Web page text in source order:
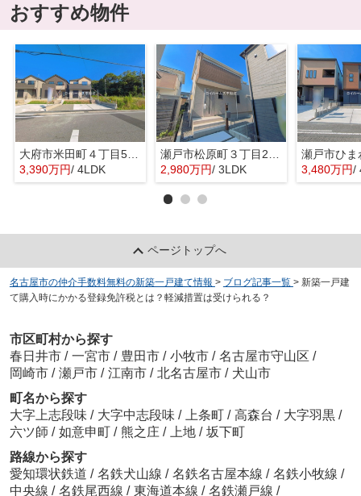
おすすめ物件
大府市米田町４丁目55『仲介料無料』新築戸建て
3,390万円/ 4LDK
2,980万円/ 3LDK 3,480万円/
ページトップへ
名古屋市の仲介手数料無料の新築一戸建て情報 > ブログ記事一覧 > 新築一戸建
て購入時にかかる登録免許税とは？軽減措置は受けられる？
市区町村から探す
春日井市 / 一宮市 / 豊田市 / 小牧市 / 名古屋市守山区 /
岡崎市 / 瀬戸市 / 江南市 / 北名古屋市 / 犬山市
町名から探す
大字上志段味 / 大字中志段味 / 上条町 / 高森台 / 大字羽黒 /
六ツ師 / 如意申町 / 熊之庄 / 上地 / 坂下町
路線から探す
愛知環状鉄道 / 名鉄犬山線 / 名鉄名古屋本線 / 名鉄小牧線 /
中央線 / 名鉄尾西線 / 東海道本線 / 名鉄瀬戸線 /